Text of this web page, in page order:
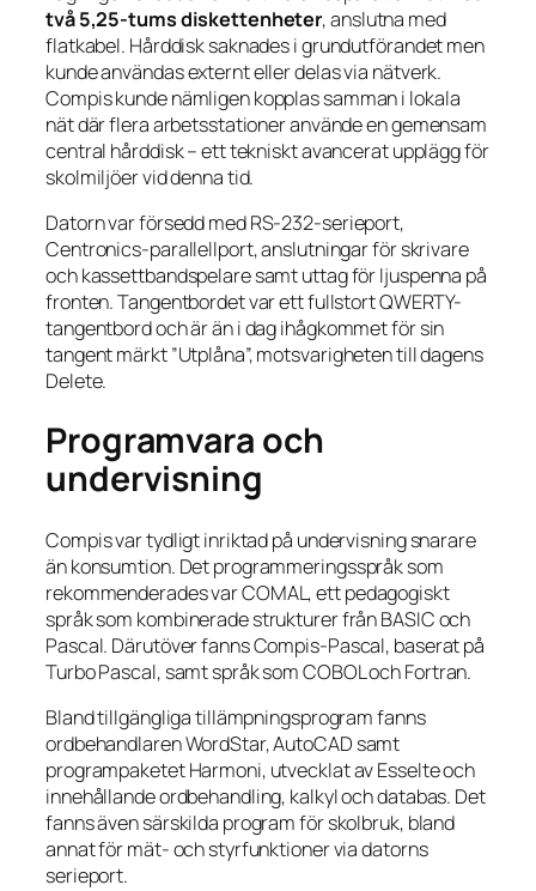
två 5,25-tums diskettenheter, anslutna med
flatkabel. Hårddisk saknades i grundutförandet men
kunde användas externt eller delas via nätverk.
Compis kunde nämligen kopplas samman i lokala
nät där flera arbetsstationer använde en gemensam
central hårddisk – ett tekniskt avancerat upplägg för
skolmiljöer vid denna tid.
Datorn var försedd med RS-232-serieport,
Centronics-parallellport, anslutningar för skrivare
och kassettbandspelare samt uttag för ljuspenna på
fronten. Tangentbordet var ett fullstort QWERTY-
tangentbord och är än i dag ihågkommet för sin
tangent märkt ”Utplåna”, motsvarigheten till dagens
Delete.
Programvara och
undervisning
Compis var tydligt inriktad på undervisning snarare
än konsumtion. Det programmeringsspråk som
rekommenderades var COMAL, ett pedagogiskt
språk som kombinerade strukturer från BASIC och
Pascal. Därutöver fanns Compis-Pascal, baserat på
Turbo Pascal, samt språk som COBOL och Fortran.
Bland tillgängliga tillämpningsprogram fanns
ordbehandlaren WordStar, AutoCAD samt
programpaketet Harmoni, utvecklat av Esselte och
innehållande ordbehandling, kalkyl och databas. Det
fanns även särskilda program för skolbruk, bland
annat för mät- och styrfunktioner via datorns
serieport.